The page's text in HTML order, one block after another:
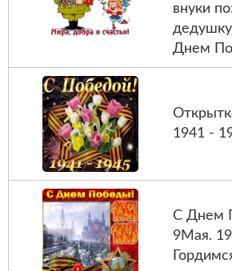
внуки
Днем
1941 -
С Днем
9Мая.